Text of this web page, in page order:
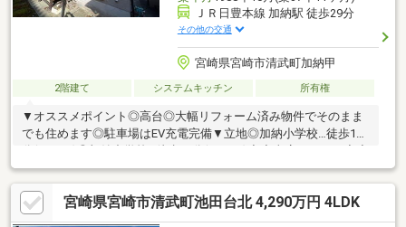
ＪＲ日豊本線 加納駅 徒歩29分
その他の交通
宮崎県宮崎市清武町加納甲
2階建て システムキッチン 所有権
▼オススメポイント◎高台◎大幅リフォーム済み物件でそのまま
でも住めます◎駐車場はEV充電完備▼立地◎加納小学校…徒歩18
分(1370m)◎加納中学校…徒歩23分(1790m)◆◇当店について◇◆
〇不動産売買仲介専門FCで店舗数第１位のハウスドゥ加盟店です
安心してご相談ください■弊社サービスご案内〇資金計画の無料
相談〇ハウスメーカー・工務店のご紹介〇オプション、リフォー
ム、太陽光発電のお見積もりから施工まで〇保険の加入や引越し
宮崎県宮崎市清武町池田台北 4,290万円 4LDK